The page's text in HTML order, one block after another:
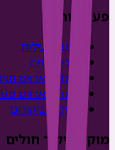
פעילויות
הצגת פעילות
עגלות קפה
הכנת מארזים
הכנת מארזים
פעילות ביקורים
מוקד ביקור חולים